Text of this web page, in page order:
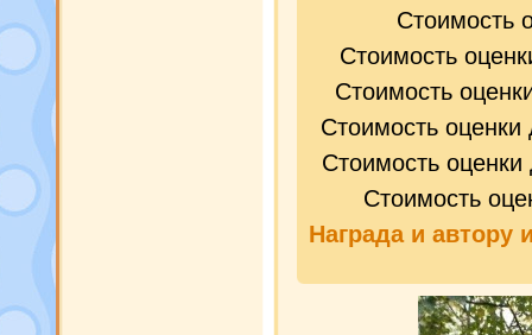
Стоимость
Стоимость
Стоимость
Стоимость
Стоимость
Стоимость
Награда и автору